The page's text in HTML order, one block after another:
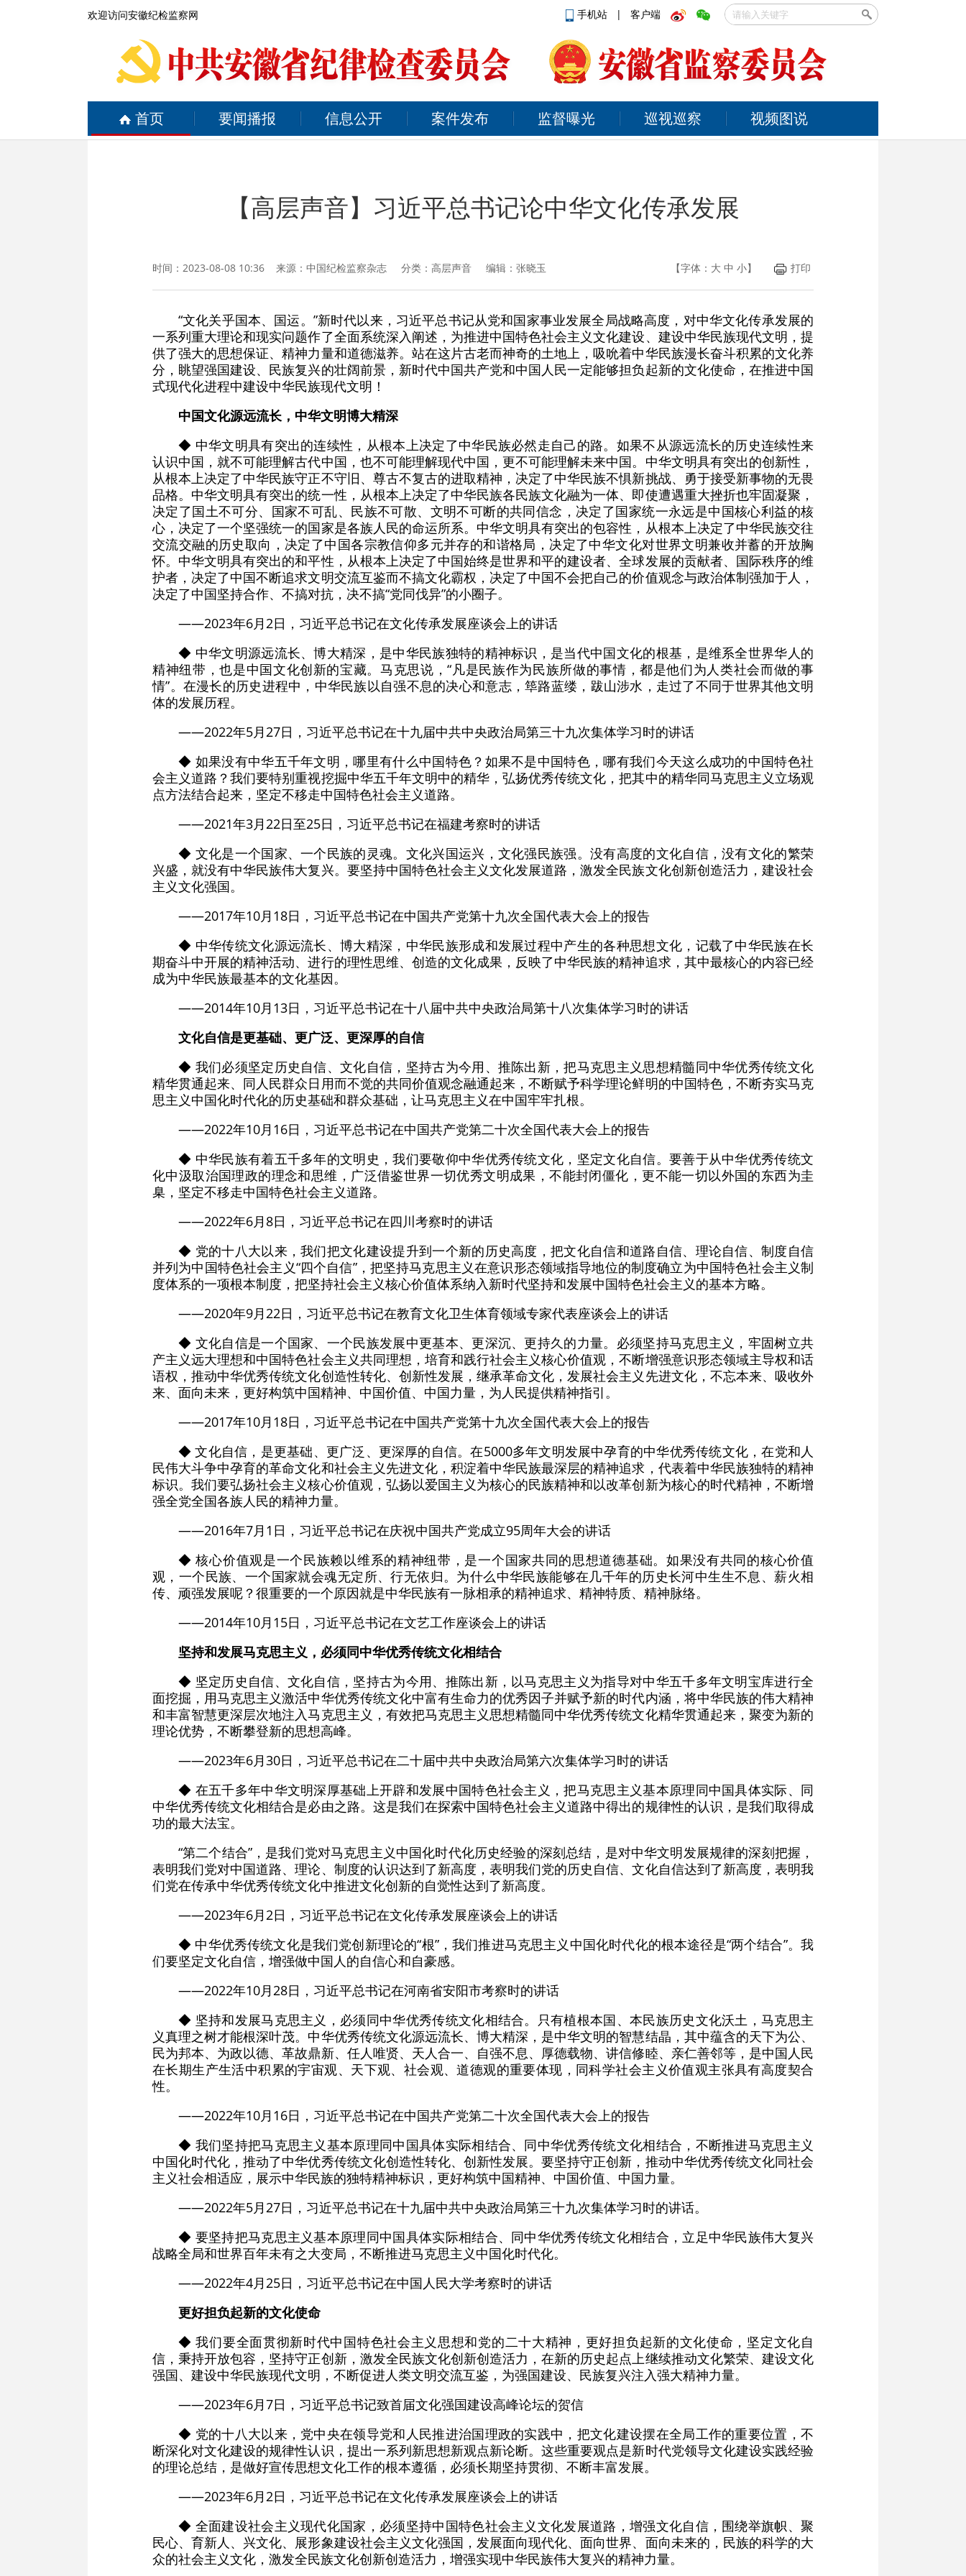
欢迎访问安徽纪检监察网 手机站 | 客户端
首页 要闻播报 信息公开 案件发布 监督曝光 巡视巡察 视频图说
【高层声音】习近平总书记论中华文化传承发展
时间：2023-08-08 10:36 来源： 中国纪检监察杂志 分类：高层声音 编辑：张晓玉 【字体： 大 中 小】 打印
“文化关乎国本、国运。”新时代以来，习近平总书记从党和国家事业发展全局战略高度，对中华文化传承发展的
一系列重大理论和现实问题作了全面系统深入阐述，为推进中国特色社会主义文化建设、建设中华民族现代文明，提
供了强大的思想保证、精神力量和道德滋养。站在这片古老而神奇的土地上，吸吮着中华民族漫长奋斗积累的文化养
分，眺望强国建设、民族复兴的壮阔前景，新时代中国共产党和中国人民一定能够担负起新的文化使命，在推进中国
式现代化进程中建设中华民族现代文明！
中国文化源远流长，中华文明博大精深
◆ 中华文明具有突出的连续性，从根本上决定了中华民族必然走自己的路。如果不从源远流长的历史连续性来
认识中国，就不可能理解古代中国，也不可能理解现代中国，更不可能理解未来中国。中华文明具有突出的创新性，
从根本上决定了中华民族守正不守旧、尊古不复古的进取精神，决定了中华民族不惧新挑战、勇于接受新事物的无畏
品格。中华文明具有突出的统一性，从根本上决定了中华民族各民族文化融为一体、即使遭遇重大挫折也牢固凝聚，
决定了国土不可分、国家不可乱、民族不可散、文明不可断的共同信念，决定了国家统一永远是中国核心利益的核
心，决定了一个坚强统一的国家是各族人民的命运所系。中华文明具有突出的包容性，从根本上决定了中华民族交往
交流交融的历史取向，决定了中国各宗教信仰多元并存的和谐格局，决定了中华文化对世界文明兼收并蓄的开放胸
怀。中华文明具有突出的和平性，从根本上决定了中国始终是世界和平的建设者、全球发展的贡献者、国际秩序的维
护者，决定了中国不断追求文明交流互鉴而不搞文化霸权，决定了中国不会把自己的价值观念与政治体制强加于人，
决定了中国坚持合作、不搞对抗，决不搞“党同伐异”的小圈子。
——2023年6月2日，习近平总书记在文化传承发展座谈会上的讲话
◆ 中华文明源远流长、博大精深，是中华民族独特的精神标识，是当代中国文化的根基，是维系全世界华人的
精神纽带，也是中国文化创新的宝藏。马克思说，“凡是民族作为民族所做的事情，都是他们为人类社会而做的事
情”。在漫长的历史进程中，中华民族以自强不息的决心和意志，筚路蓝缕，跋山涉水，走过了不同于世界其他文明
体的发展历程。
——2022年5月27日，习近平总书记在十九届中共中央政治局第三十九次集体学习时的讲话
◆ 如果没有中华五千年文明，哪里有什么中国特色？如果不是中国特色，哪有我们今天这么成功的中国特色社
会主义道路？我们要特别重视挖掘中华五千年文明中的精华，弘扬优秀传统文化，把其中的精华同马克思主义立场观
点方法结合起来，坚定不移走中国特色社会主义道路。
——2021年3月22日至25日，习近平总书记在福建考察时的讲话
◆ 文化是一个国家、一个民族的灵魂。文化兴国运兴，文化强民族强。没有高度的文化自信，没有文化的繁荣
兴盛，就没有中华民族伟大复兴。要坚持中国特色社会主义文化发展道路，激发全民族文化创新创造活力，建设社会
主义文化强国。
——2017年10月18日，习近平总书记在中国共产党第十九次全国代表大会上的报告
◆ 中华传统文化源远流长、博大精深，中华民族形成和发展过程中产生的各种思想文化，记载了中华民族在长
期奋斗中开展的精神活动、进行的理性思维、创造的文化成果，反映了中华民族的精神追求，其中最核心的内容已经
成为中华民族最基本的文化基因。
——2014年10月13日，习近平总书记在十八届中共中央政治局第十八次集体学习时的讲话
文化自信是更基础、更广泛、更深厚的自信
◆ 我们必须坚定历史自信、文化自信，坚持古为今用、推陈出新，把马克思主义思想精髓同中华优秀传统文化
精华贯通起来、同人民群众日用而不觉的共同价值观念融通起来，不断赋予科学理论鲜明的中国特色，不断夯实马克
思主义中国化时代化的历史基础和群众基础，让马克思主义在中国牢牢扎根。
——2022年10月16日，习近平总书记在中国共产党第二十次全国代表大会上的报告
◆ 中华民族有着五千多年的文明史，我们要敬仰中华优秀传统文化，坚定文化自信。要善于从中华优秀传统文
化中汲取治国理政的理念和思维，广泛借鉴世界一切优秀文明成果，不能封闭僵化，更不能一切以外国的东西为圭
臬，坚定不移走中国特色社会主义道路。
——2022年6月8日，习近平总书记在四川考察时的讲话
◆ 党的十八大以来，我们把文化建设提升到一个新的历史高度，把文化自信和道路自信、理论自信、制度自信
并列为中国特色社会主义“四个自信”，把坚持马克思主义在意识形态领域指导地位的制度确立为中国特色社会主义制
度体系的一项根本制度，把坚持社会主义核心价值体系纳入新时代坚持和发展中国特色社会主义的基本方略。
——2020年9月22日，习近平总书记在教育文化卫生体育领域专家代表座谈会上的讲话
◆ 文化自信是一个国家、一个民族发展中更基本、更深沉、更持久的力量。必须坚持马克思主义，牢固树立共
产主义远大理想和中国特色社会主义共同理想，培育和践行社会主义核心价值观，不断增强意识形态领域主导权和话
语权，推动中华优秀传统文化创造性转化、创新性发展，继承革命文化，发展社会主义先进文化，不忘本来、吸收外
来、面向未来，更好构筑中国精神、中国价值、中国力量，为人民提供精神指引。
——2017年10月18日，习近平总书记在中国共产党第十九次全国代表大会上的报告
◆ 文化自信，是更基础、更广泛、更深厚的自信。在5000多年文明发展中孕育的中华优秀传统文化，在党和人
民伟大斗争中孕育的革命文化和社会主义先进文化，积淀着中华民族最深层的精神追求，代表着中华民族独特的精神
标识。我们要弘扬社会主义核心价值观，弘扬以爱国主义为核心的民族精神和以改革创新为核心的时代精神，不断增
强全党全国各族人民的精神力量。
——2016年7月1日，习近平总书记在庆祝中国共产党成立95周年大会的讲话
◆ 核心价值观是一个民族赖以维系的精神纽带，是一个国家共同的思想道德基础。如果没有共同的核心价值
观，一个民族、一个国家就会魂无定所、行无依归。为什么中华民族能够在几千年的历史长河中生生不息、薪火相
传、顽强发展呢？很重要的一个原因就是中华民族有一脉相承的精神追求、精神特质、精神脉络。
——2014年10月15日，习近平总书记在文艺工作座谈会上的讲话
坚持和发展马克思主义，必须同中华优秀传统文化相结合
◆ 坚定历史自信、文化自信，坚持古为今用、推陈出新，以马克思主义为指导对中华五千多年文明宝库进行全
面挖掘，用马克思主义激活中华优秀传统文化中富有生命力的优秀因子并赋予新的时代内涵，将中华民族的伟大精神
和丰富智慧更深层次地注入马克思主义，有效把马克思主义思想精髓同中华优秀传统文化精华贯通起来，聚变为新的
理论优势，不断攀登新的思想高峰。
——2023年6月30日，习近平总书记在二十届中共中央政治局第六次集体学习时的讲话
◆ 在五千多年中华文明深厚基础上开辟和发展中国特色社会主义，把马克思主义基本原理同中国具体实际、同
中华优秀传统文化相结合是必由之路。这是我们在探索中国特色社会主义道路中得出的规律性的认识，是我们取得成
功的最大法宝。
“第二个结合”，是我们党对马克思主义中国化时代化历史经验的深刻总结，是对中华文明发展规律的深刻把握，
表明我们党对中国道路、理论、制度的认识达到了新高度，表明我们党的历史自信、文化自信达到了新高度，表明我
们党在传承中华优秀传统文化中推进文化创新的自觉性达到了新高度。
——2023年6月2日，习近平总书记在文化传承发展座谈会上的讲话
◆ 中华优秀传统文化是我们党创新理论的“根”，我们推进马克思主义中国化时代化的根本途径是“两个结合”。我
们要坚定文化自信，增强做中国人的自信心和自豪感。
——2022年10月28日，习近平总书记在河南省安阳市考察时的讲话
◆ 坚持和发展马克思主义，必须同中华优秀传统文化相结合。只有植根本国、本民族历史文化沃土，马克思主
义真理之树才能根深叶茂。中华优秀传统文化源远流长、博大精深，是中华文明的智慧结晶，其中蕴含的天下为公、
民为邦本、为政以德、革故鼎新、任人唯贤、天人合一、自强不息、厚德载物、讲信修睦、亲仁善邻等，是中国人民
在长期生产生活中积累的宇宙观、天下观、社会观、道德观的重要体现，同科学社会主义价值观主张具有高度契合
性。
——2022年10月16日，习近平总书记在中国共产党第二十次全国代表大会上的报告
◆ 我们坚持把马克思主义基本原理同中国具体实际相结合、同中华优秀传统文化相结合，不断推进马克思主义
中国化时代化，推动了中华优秀传统文化创造性转化、创新性发展。要坚持守正创新，推动中华优秀传统文化同社会
主义社会相适应，展示中华民族的独特精神标识，更好构筑中国精神、中国价值、中国力量。
——2022年5月27日，习近平总书记在十九届中共中央政治局第三十九次集体学习时的讲话。
◆ 要坚持把马克思主义基本原理同中国具体实际相结合、同中华优秀传统文化相结合，立足中华民族伟大复兴
战略全局和世界百年未有之大变局，不断推进马克思主义中国化时代化。
——2022年4月25日，习近平总书记在中国人民大学考察时的讲话
更好担负起新的文化使命
◆ 我们要全面贯彻新时代中国特色社会主义思想和党的二十大精神，更好担负起新的文化使命，坚定文化自
信，秉持开放包容，坚持守正创新，激发全民族文化创新创造活力，在新的历史起点上继续推动文化繁荣、建设文化
强国、建设中华民族现代文明，不断促进人类文明交流互鉴，为强国建设、民族复兴注入强大精神力量。
——2023年6月7日，习近平总书记致首届文化强国建设高峰论坛的贺信
◆ 党的十八大以来，党中央在领导党和人民推进治国理政的实践中，把文化建设摆在全局工作的重要位置，不
断深化对文化建设的规律性认识，提出一系列新思想新观点新论断。这些重要观点是新时代党领导文化建设实践经验
的理论总结，是做好宣传思想文化工作的根本遵循，必须长期坚持贯彻、不断丰富发展。
——2023年6月2日，习近平总书记在文化传承发展座谈会上的讲话
◆ 全面建设社会主义现代化国家，必须坚持中国特色社会主义文化发展道路，增强文化自信，围绕举旗帜、聚
民心、育新人、兴文化、展形象建设社会主义文化强国，发展面向现代化、面向世界、面向未来的，民族的科学的大
众的社会主义文化，激发全民族文化创新创造活力，增强实现中华民族伟大复兴的精神力量。